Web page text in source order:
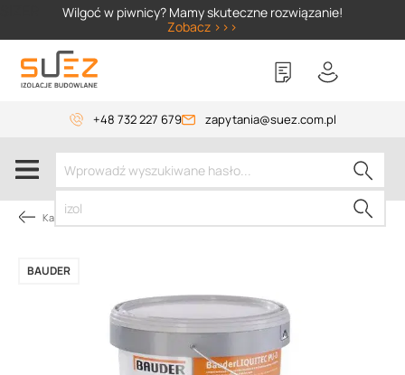
Wilgoć w piwnicy? Mamy skuteczne rozwiązanie!
Zobacz >>>
+48 732 227 679 zapytania@suez.com.pl
Kategorie produktów
BAUDER